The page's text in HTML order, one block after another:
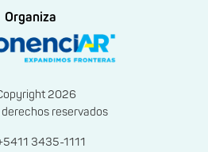
Organiza
2026
derechos reservados
3435-1111